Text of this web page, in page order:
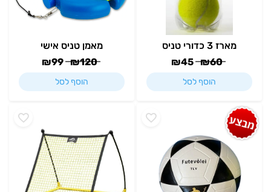
מארז 3 כדורי טניס
₪60
₪45
הוסף לסל
מאמן טניס אישי
₪120
₪99
הוסף לסל